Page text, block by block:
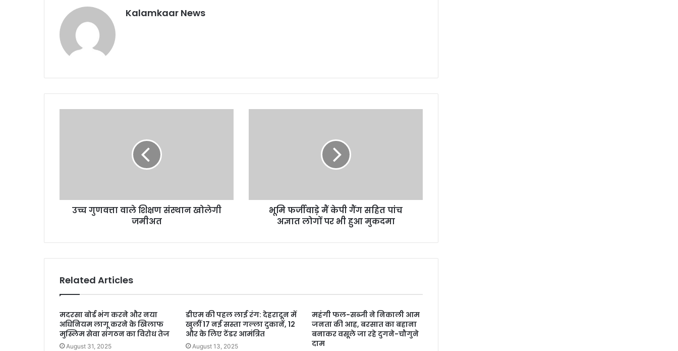
Kalamkaar News
उच्च गुणवत्ता वाले शिक्षण संस्थान खोलेगी
जमीअत
भूमि फर्जीवाड़े मैं केपी गैंग सहित पांच
अज्ञात लोगों पर भी हुआ मुकदमा
Related Articles
मदरसा बोर्ड भंग करने और नया
अधिनियम लागू करने के खिलाफ
मुस्लिम सेवा संगठन का विरोध तेज
August 31, 2025
डीएम की पहल लाई रंग: देहरादून में
खुलीं 17 नई सस्ता गल्ला दुकानें, 12
और के लिए टेंडर आमंत्रित
August 13, 2025
महंगी फल-सब्जी ने निकाली आम
जनता की आह, बरसात का बहाना
बनाकर वसूले जा रहे दुगने-चौगुने
दाम